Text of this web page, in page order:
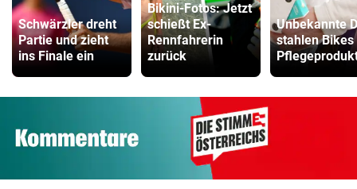
Schwärzler dreht
Partie und zieht
ins Finale ein
Bikini-Fotos: Jetzt
schießt Ex-
Rennfahrerin
zurück
Unbekannte
stahlen Bikes